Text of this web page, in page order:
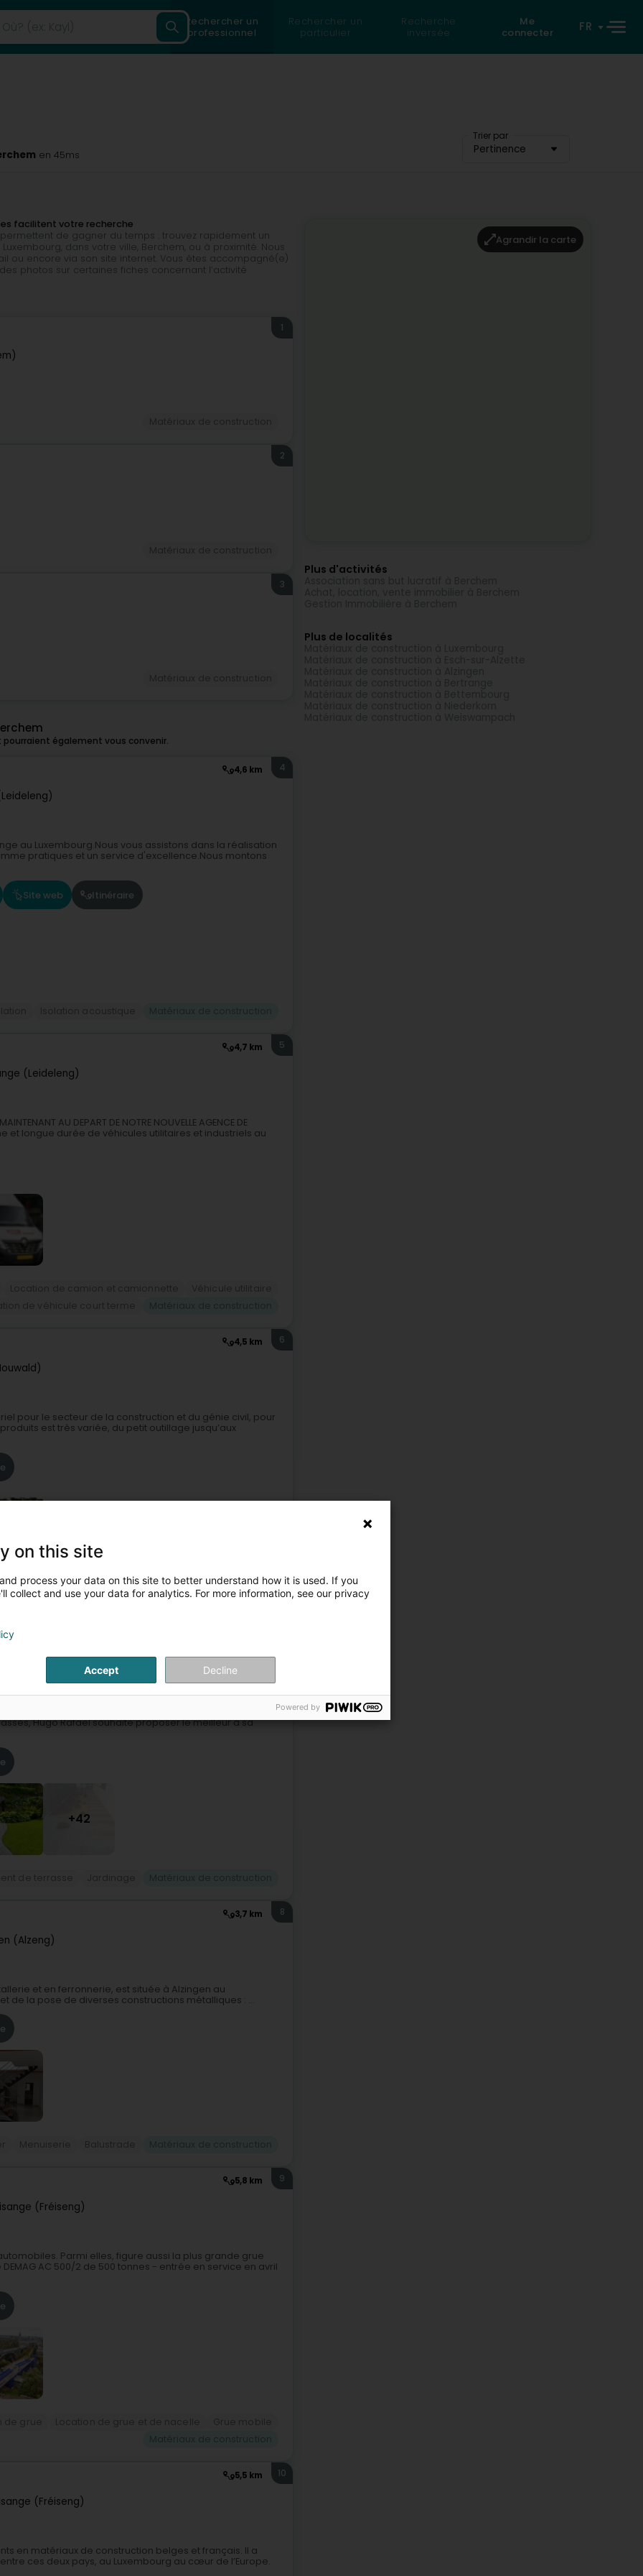
Rechercher un
professionnel
Rechercher un
particulier
Recherche
inversée
Me
connecter
FR
Trier par
Pertinence
en 45ms
facilitent votre recherche
de gagner du temps : trouvez rapidement un
dans votre ville, Berchem, ou à proximité. Nous
ou encore via son site internet. Vous êtes accompagné(e)
photos sur certaines fiches concernant l’activité
1
2
3
également vous convenir.
4,6 km 4
au Luxembourg.Nous vous assistons dans la réalisation
pratiques et un service d'excellence.Nous montons
Site web Itinéraire
4,7 km
(Leideleng)
5
AU DEPART DE NOTRE NOUVELLE AGENCE DE
et longue durée de véhicules utilitaires et industriels au
4,5 km 6
pour le secteur de la construction et du génie civil, pour
est très variée, du petit outillage jusqu’aux
de machines, appareils et outils
Machine et outillage
Outillage professionnel
(Fréiseng)
dans les aménagements extérieurs, dans les créations
Hugo Rafael souhaite proposer le meilleur à sa
+42
3,7 km
(Alzeng)
8
et en ferronnerie, est située à Alzingen au
de la pose de diverses constructions métalliques : ...
5,8 km
(Fréiseng)
9
Parmi elles, figure aussi la plus grande grue
AC 500/2 de 500 tonnes - entrée en service en avril
5,5 km
(Fréiseng)
10
en matériaux de construction belges et français. Il a
ces deux pays, au Luxembourg au cœur de l’Europe.
Agrandir la carte
Plus d'activités
Plus de localités
on this site
process your data on this site to better understand how it is used. If you
collect and use your data for analytics. For more information, see our privacy
Accept Decline
Powered by